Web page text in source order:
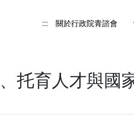
::: 關於行政院青諮會
托育人才與國